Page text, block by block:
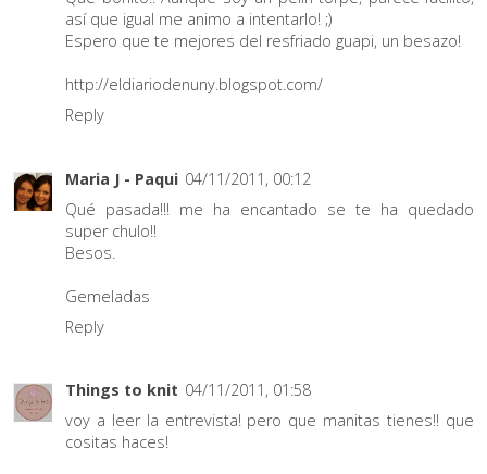
así que igual me animo a intentarlo! ;)
Espero que te mejores del resfriado guapi, un besazo!
http://eldiariodenuny.blogspot.com/
Reply
Maria J - Paqui 04/11/2011, 00:12
Qué pasada!!! me ha encantado se te ha quedado
super chulo!!
Besos.
Gemeladas
Reply
Things to knit 04/11/2011, 01:58
voy a leer la entrevista! pero que manitas tienes!! que
cositas haces!